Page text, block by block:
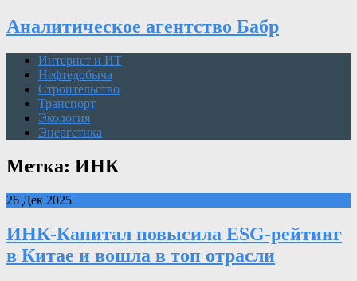
Аналитическое агентство Бабр
Интернет и ИТ
Нефтедобыча
Строительство
Транспорт
Экология
Энергетика
Метка: ИНК
26 Дек 2025
ИНК-Капитал повысила ESG-рейтинг
в Китае и вошла в топ отрасли